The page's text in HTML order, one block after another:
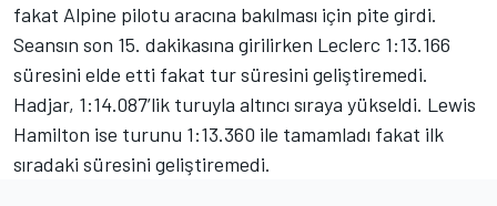
fakat Alpine pilotu aracına bakılması için pite girdi.
Seansın son 15. dakikasına girilirken Leclerc 1:13.166
süresini elde etti fakat tur süresini geliştiremedi.
Hadjar, 1:14.087’lik turuyla altıncı sıraya yükseldi. Lewis
Hamilton ise turunu 1:13.360 ile tamamladı fakat ilk
sıradaki süresini geliştiremedi.